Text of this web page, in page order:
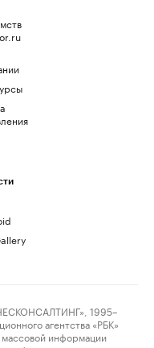
1995–
агентства «РБК»
массовой информации